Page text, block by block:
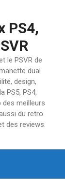
PS4,
le PSVR de
dual
design,
PS5, PS4,
des meilleurs
du retro
des reviews.